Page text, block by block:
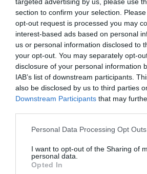
section to confirm your selection.
opt-out request is processed you may
interest-based ads based on personal
us or personal information disclosed to
your opt-out. You may separately opt-
disclosure of your personal information
IAB’s list of downstream participants.
also be disclosed by us to third parties
Downstream Participants that may
Personal Data Processing Opt Outs
I want to opt-out of the Sharing of
personal data.
Opted In
LAISSER UN
FAIRE UN DON
Appel aux
Soutenez Air Journal
développement !